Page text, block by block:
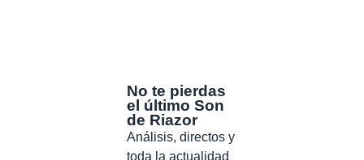
No te pierdas
el último Son
de Riazor
Análisis, directos y
toda la actualidad